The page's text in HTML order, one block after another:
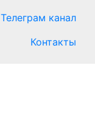
Телеграм канал
Контакты